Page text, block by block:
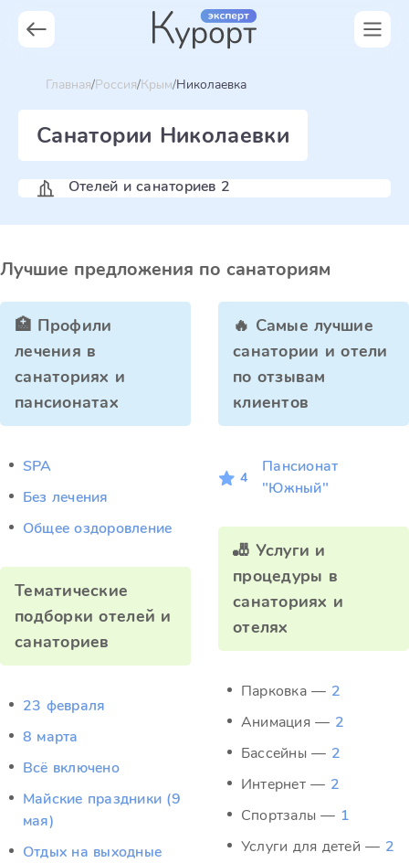
Главная Россия Крым Николаевка
Санатории Николаевки
Отелей и санаториев 2
Лучшие предложения по санаториям
🏥 Профили
лечения в
санаториях и
пансионатах
SPA
Без лечения
Общее оздоровление
Тематические
подборки отелей и
санаториев
23 февраля
8 марта
Всё включено
Майские праздники (9
мая)
Отдых на выходные
🔥 Самые лучшие
санатории и отели
по отзывам
клиентов
4
Пансионат
"Южный"
🎳 Услуги и
процедуры в
санаториях и
отелях
Парковка — 2
Анимация — 2
Бассейны — 2
Интернет — 2
Спортзалы — 1
Услуги для детей — 2